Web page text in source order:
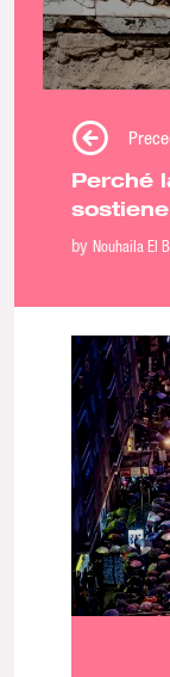
Perché
by Nouhaila El